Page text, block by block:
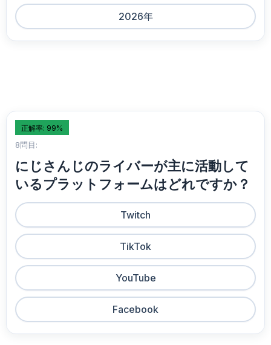
2026年
正解率: 99%
8問目:
にじさんじのライバーが主に活動して
いるプラットフォームはどれですか？
Twitch
TikTok
YouTube
Facebook